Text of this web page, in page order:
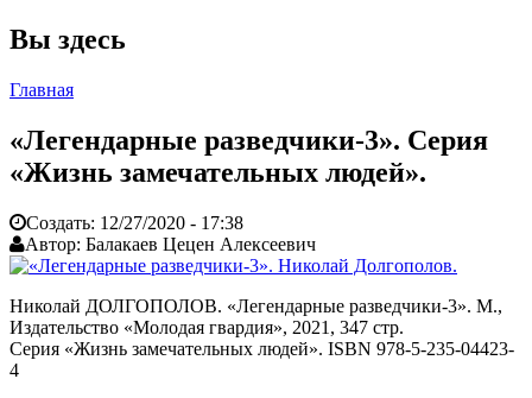
Вы здесь
Главная
«Легендарные разведчики-3». Серия
«Жизнь замечательных людей».
Создать: 12/27/2020 - 17:38
Автор: Балакаев Цецен Алексеевич
Николай ДОЛГОПОЛОВ. «Легендарные разведчики-3». М.,
Издательство «Молодая гвардия», 2021, 347 стр.
Серия «Жизнь замечательных людей». ISBN 978-5-235-04423-
4